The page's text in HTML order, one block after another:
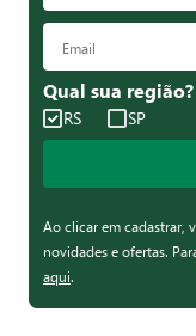
Qual sua região?
RS SP
Ao clicar em cadastrar,
novidades e ofertas.
aqui.